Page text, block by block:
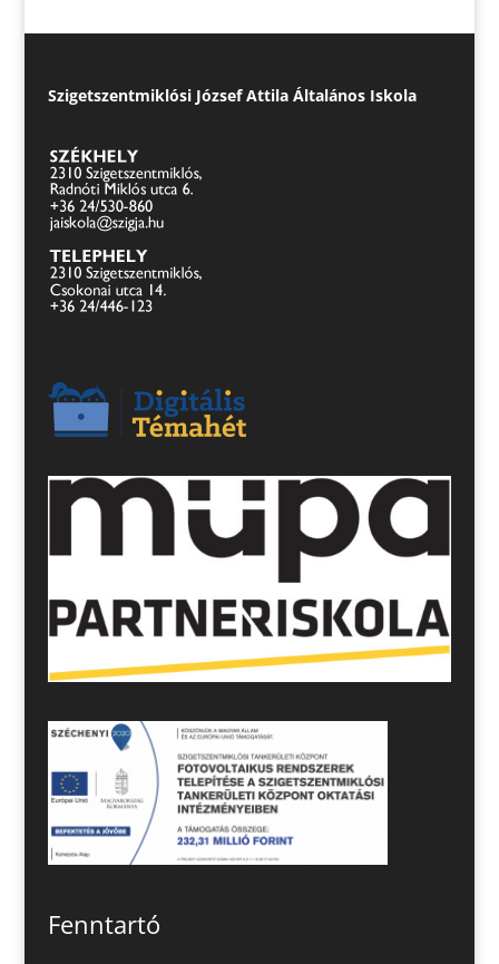
Szigetszentmiklósi József Attila Általános Iskola
Fenntartó